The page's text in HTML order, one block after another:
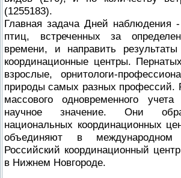
(1255183).
Главная задача Дней наблюдения
птиц, встреченных за
времени, и направить
координационные центры.
взрослые, орнитологи-
природы самых разных профессий.
массового одновременного
научное значение. Они
национальных координационных
объединяют в
Российский координационный
в Нижнем Новгороде.